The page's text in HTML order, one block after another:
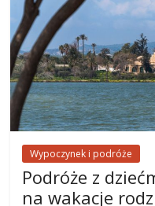
Wypoczynek i podróże
Podróże z
na wakacje